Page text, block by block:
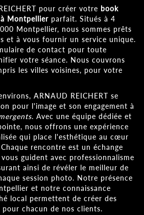
pour créer votre book
Montpellier parfait. Situés à 4
Montpellier, nous sommes prêts
et à vous fournir un service unique.
de contact pour toute
votre séance. Nous couvrons
les villes voisines, pour votre
ARNAUD REICHERT se
pour l'image et son engagement à
. Avec une équipe dédiée et
nous offrons une expérience
qui place l'esthétique au cœur
rencontre est un échange
guident avec professionnalisme
ainsi de révéler le meilleur de
session photo. Notre présence
et notre connaissance
local permettent de créer des
chacun de nos clients.